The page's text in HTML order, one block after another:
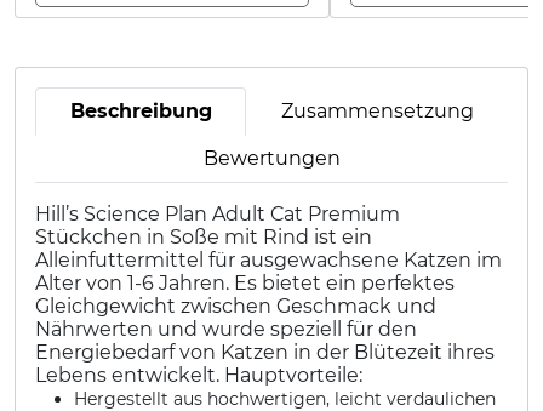
Beschreibung Zusammensetzung
Bewertungen
Hill’s Science Plan Adult Cat Premium
Stückchen in Soße mit Rind ist ein
Alleinfuttermittel für ausgewachsene Katzen im
Alter von 1-6 Jahren. Es bietet ein perfektes
Gleichgewicht zwischen Geschmack und
Nährwerten und wurde speziell für den
Energiebedarf von Katzen in der Blütezeit ihres
Lebens entwickelt. Hauptvorteile:
Hergestellt aus hochwertigen, leicht verdaulichen